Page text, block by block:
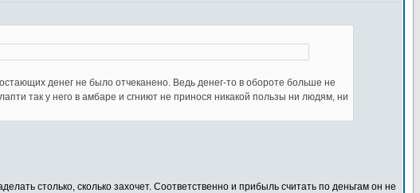
денег не было отчеканено. Ведь денег-то в обороте больше не
так у него в амбаре и сгниют не принося никакой пользы ни людям, ни
столько, сколько захочет. Соответственно и прибыль считать по деньгам он не